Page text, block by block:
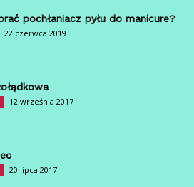
pochłaniacz pyłu do manicure?
22 czerwca 2019
12 września 2017
20 lipca 2017